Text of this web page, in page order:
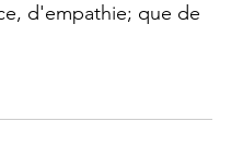
d'empathie; que de